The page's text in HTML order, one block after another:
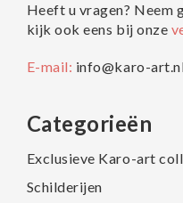
Heeft u vragen? Neem
kijk ook eens bij onze
E-mail: info@karo-
Categorieën
Exclusieve Karo-art
Schilderijen